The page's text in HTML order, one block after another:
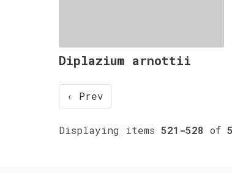
Diplazium arnottii
‹ Prev
Displaying items 521-528 of